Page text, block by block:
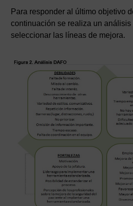
Para responder al último objetivo
continuación se realiza un análisis
seleccionar las líneas de mejora.